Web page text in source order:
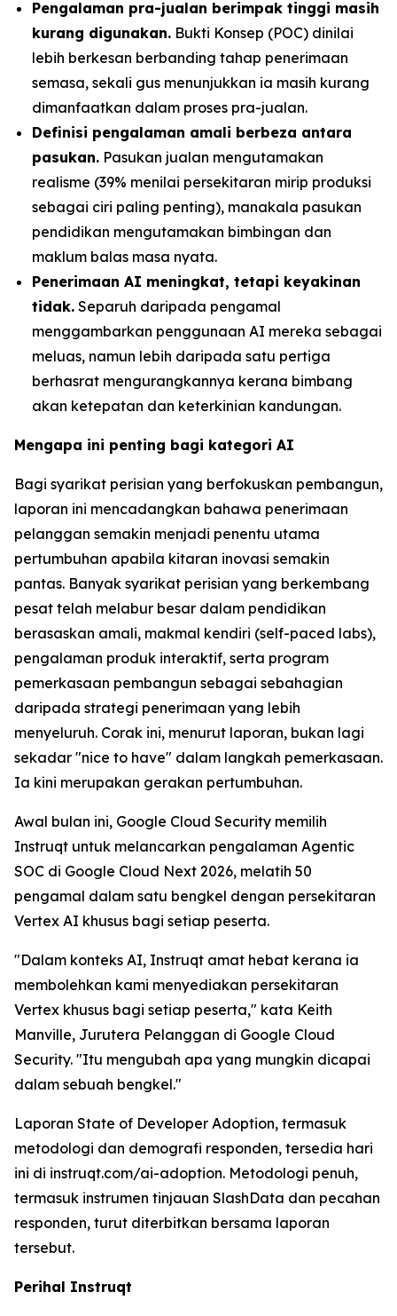
Pengalaman pra-jualan berimpak tinggi masih
kurang digunakan. Bukti Konsep (POC) dinilai
lebih berkesan berbanding tahap penerimaan
semasa, sekali gus menunjukkan ia masih kurang
dimanfaatkan dalam proses pra-jualan.
Definisi pengalaman amali berbeza antara
pasukan. Pasukan jualan mengutamakan
realisme (39% menilai persekitaran mirip produksi
sebagai ciri paling penting), manakala pasukan
pendidikan mengutamakan bimbingan dan
maklum balas masa nyata.
Penerimaan AI meningkat, tetapi keyakinan
tidak. Separuh daripada pengamal
menggambarkan penggunaan AI mereka sebagai
meluas, namun lebih daripada satu pertiga
berhasrat mengurangkannya kerana bimbang
akan ketepatan dan keterkinian kandungan.
Mengapa ini penting bagi kategori AI
Bagi syarikat perisian yang berfokuskan pembangun,
laporan ini mencadangkan bahawa penerimaan
pelanggan semakin menjadi penentu utama
pertumbuhan apabila kitaran inovasi semakin
pantas. Banyak syarikat perisian yang berkembang
pesat telah melabur besar dalam pendidikan
berasaskan amali, makmal kendiri (self-paced labs),
pengalaman produk interaktif, serta program
pemerkasaan pembangun sebagai sebahagian
daripada strategi penerimaan yang lebih
menyeluruh. Corak ini, menurut laporan, bukan lagi
sekadar "nice to have" dalam langkah pemerkasaan.
Ia kini merupakan gerakan pertumbuhan.
Awal bulan ini, Google Cloud Security memilih
Instruqt untuk melancarkan pengalaman Agentic
SOC di Google Cloud Next 2026, melatih 50
pengamal dalam satu bengkel dengan persekitaran
Vertex AI khusus bagi setiap peserta.
"Dalam konteks AI, Instruqt amat hebat kerana ia
membolehkan kami menyediakan persekitaran
Vertex khusus bagi setiap peserta," kata Keith
Manville, Jurutera Pelanggan di Google Cloud
Security. "Itu mengubah apa yang mungkin dicapai
dalam sebuah bengkel."
Laporan State of Developer Adoption, termasuk
metodologi dan demografi responden, tersedia hari
ini di instruqt.com/ai-adoption. Metodologi penuh,
termasuk instrumen tinjauan SlashData dan pecahan
responden, turut diterbitkan bersama laporan
tersebut.
Perihal Instruqt